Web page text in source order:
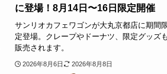
に登場！8月14日〜16日限定開催
サンリオカフェワゴンが大丸京都店に期間
定登場。クレープやドーナツ、限定グッズも
販売されます。
2026年8月6日 2026年8月8日